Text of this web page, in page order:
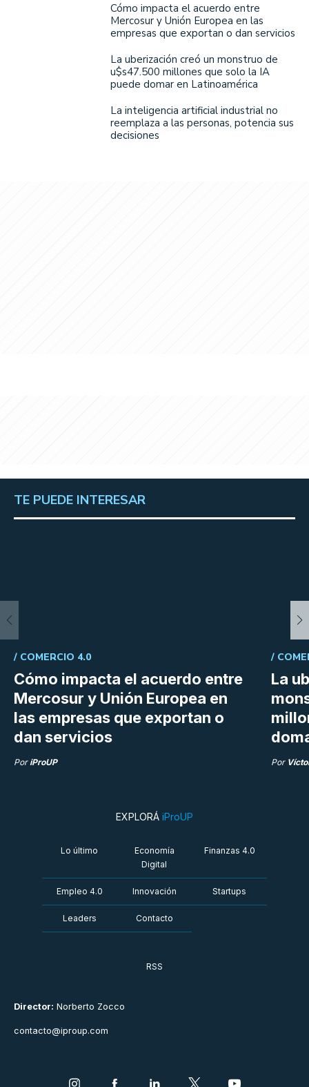
Cómo impacta el acuerdo entre
Mercosur y Unión Europea en las
empresas que exportan o dan servicios
La uberización creó un monstruo de
u$s47.500 millones que solo la IA
puede domar en Latinoamérica
La inteligencia artificial industrial no
reemplaza a las personas, potencia sus
decisiones
TE PUEDE INTERESAR
Cómo impacta el acuerdo entre
Mercosur y Unión Europea en
las empresas que exportan o
dan servicios
/ COMERCIO 4.0
Por iProUP
La
/
Por
Director: Norberto Zocco
contacto@iproup.com
EXPLORÁ iProUP
Lo último
Economía
Digital
Finanzas 4.0
Empleo 4.0 Innovación Startups
Leaders Contacto
RSS